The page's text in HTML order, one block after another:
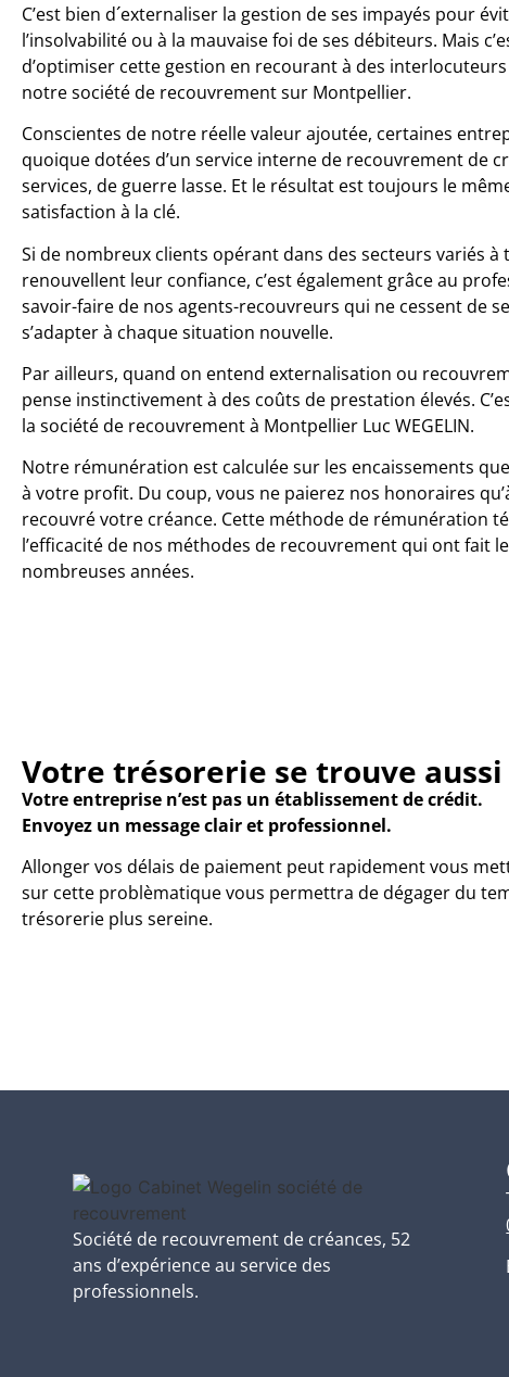
C’est bien d´externaliser la gestion de ses impayés pour
l’insolvabilité ou à la mauvaise foi de ses débiteurs. Mais
d’optimiser cette gestion en recourant à des
notre société de recouvrement sur Montpellier.
Conscientes de notre réelle valeur ajoutée, certaines
quoique dotées d’un service interne de recouvrement de
services, de guerre lasse. Et le résultat est toujours le
satisfaction à la clé.
Si de nombreux clients opérant dans des secteurs variés à
renouvellent leur confiance, c’est également grâce au
savoir-faire de nos agents-recouvreurs qui ne cessent de
s’adapter à chaque situation nouvelle.
Par ailleurs, quand on entend externalisation ou
pense instinctivement à des coûts de prestation élevés.
la société de recouvrement à Montpellier Luc WEGELIN.
Notre rémunération est calculée sur les encaissements
à votre profit. Du coup, vous ne paierez nos honoraires
recouvré votre créance. Cette méthode de rémunération
l’efficacité de nos méthodes de recouvrement qui ont fait
nombreuses années.
Votre trésorerie se trouve
Votre entreprise n’est pas un établissement de crédit.
Envoyez un message clair et professionnel.
Allonger vos délais de paiement peut rapidement vous
sur cette problèmatique vous permettra de dégager du
trésorerie plus sereine.
Société de recouvrement de créances, 52
ans d’expérience au service des
professionnels.